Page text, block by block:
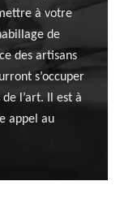
à votre
de
des artisans
s’occuper
l’art. Il est à
appel au